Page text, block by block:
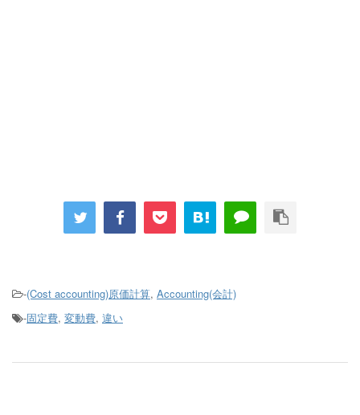
-(Cost accounting)原価計算, Accounting(会計)
-固定費, 変動費, 違い